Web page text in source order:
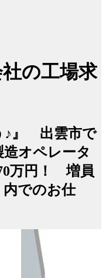
の工場求
♪』 出雲市で
オペレータ
万円！ 増員
内でのお仕